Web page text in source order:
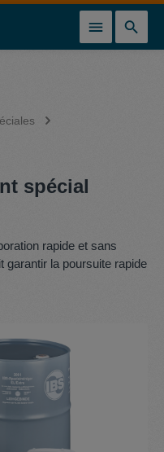
spécial
rapide et sans
garantir la poursuite rapide